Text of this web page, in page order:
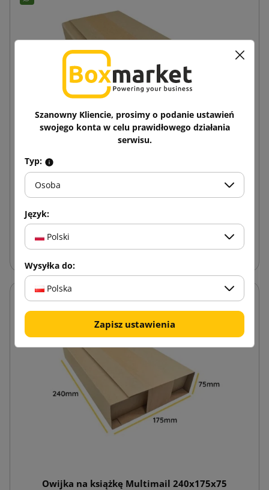
Owijka na książkę Multimail 210x150x60
0,80 zł
Owijka na książkę Multimail 240x175x75
Szanowny Kliencie, prosimy o podanie ustawień
swojego konta w celu prawidłowego działania
serwisu.
Typ:
Osoba
Język:
Polski
Wysyłka do:
Polska
Zapisz ustawienia